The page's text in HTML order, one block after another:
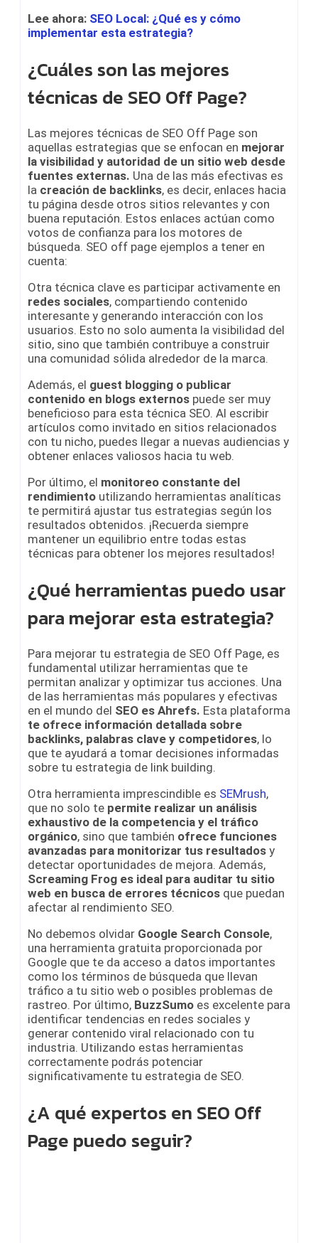
Lee ahora: SEO Local: ¿Qué es y cómo
implementar esta estrategia?
¿Cuáles son las mejores
técnicas de SEO Off Page?
Las mejores técnicas de SEO Off Page son
aquellas estrategias que se enfocan en mejorar
la visibilidad y autoridad de un sitio web desde
fuentes externas. Una de las más efectivas es
la creación de backlinks, es decir, enlaces hacia
tu página desde otros sitios relevantes y con
buena reputación. Estos enlaces actúan como
votos de confianza para los motores de
búsqueda. SEO off page ejemplos a tener en
cuenta:
Otra técnica clave es participar activamente en
redes sociales, compartiendo contenido
interesante y generando interacción con los
usuarios. Esto no solo aumenta la visibilidad del
sitio, sino que también contribuye a construir
una comunidad sólida alrededor de la marca.
Además, el guest blogging o publicar
contenido en blogs externos puede ser muy
beneficioso para esta técnica SEO. Al escribir
artículos como invitado en sitios relacionados
con tu nicho, puedes llegar a nuevas audiencias y
obtener enlaces valiosos hacia tu web.
Por último, el monitoreo constante del
rendimiento utilizando herramientas analíticas
te permitirá ajustar tus estrategias según los
resultados obtenidos. ¡Recuerda siempre
mantener un equilibrio entre todas estas
técnicas para obtener los mejores resultados!
¿Qué herramientas puedo usar
para mejorar esta estrategia?
Para mejorar tu estrategia de SEO Off Page, es
fundamental utilizar herramientas que te
permitan analizar y optimizar tus acciones. Una
de las herramientas más populares y efectivas
en el mundo del SEO es Ahrefs. Esta plataforma
te ofrece información detallada sobre
backlinks, palabras clave y competidores, lo
que te ayudará a tomar decisiones informadas
sobre tu estrategia de link building.
Otra herramienta imprescindible es SEMrush,
que no solo te permite realizar un análisis
exhaustivo de la competencia y el tráfico
orgánico, sino que también ofrece funciones
avanzadas para monitorizar tus resultados y
detectar oportunidades de mejora. Además,
Screaming Frog es ideal para auditar tu sitio
web en busca de errores técnicos que puedan
afectar al rendimiento SEO.
No debemos olvidar Google Search Console,
una herramienta gratuita proporcionada por
Google que te da acceso a datos importantes
como los términos de búsqueda que llevan
tráfico a tu sitio web o posibles problemas de
rastreo. Por último, BuzzSumo es excelente para
identificar tendencias en redes sociales y
generar contenido viral relacionado con tu
industria. Utilizando estas herramientas
correctamente podrás potenciar
significativamente tu estrategia de SEO.
¿A qué expertos en SEO Off
Page puedo seguir?